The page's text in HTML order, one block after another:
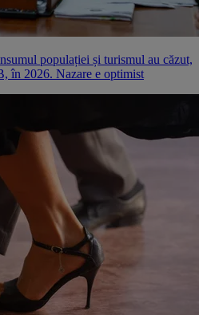
populației și turismul au căzut,
în 2026. Nazare e optimist